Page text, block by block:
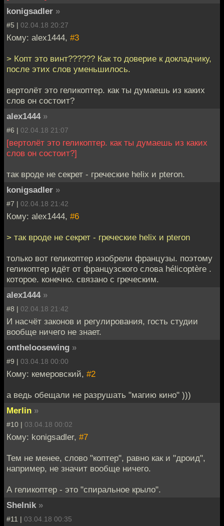
konigsadler »
#5 | 02.04.18 20:27
Кому: alex1444, #3
> Копт это винт?????? Как то доверие к докладчику,
после этих слов уменьшилось.
вертолёт это геликоптер. как ты думаешь из каких
слов он состоит?
alex1444 »
#6 | 02.04.18 21:07
[вертолёт это геликоптер. как ты думаешь из каких
слов он состоит?]
так вроде не секрет - греческие helix и pteron.
konigsadler »
#7 | 02.04.18 21:42
Кому: alex1444, #6
> так вроде не секрет - греческие helix и pteron
только вот геликоптер изобрели французы. поэтому
геликоптер идёт от французского слова hélicoptère .
которое. конечно. связано с греческим.
alex1444 »
#8 | 02.04.18 21:42
И насчёт законов и регулирования, гость студии
вообще ничего не знает.
ontheloosewing »
#9 | 03.04.18 00:00
Кому: кемеровский, #2
а ведь обещали не разрушать "магию кино" )))
Merlin »
#10 | 03.04.18 00:02
Кому: konigsadler, #7
Тем не менее, слово "коптер", равно как и "дроид",
например, не значит вообще ничего.
А геликоптер - это "спиральное крыло".
Shelnik »
#11 | 03.04.18 00:35